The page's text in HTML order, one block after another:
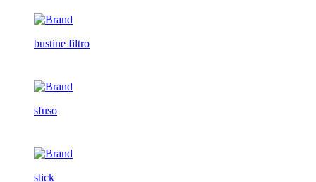
bustine filtro
sfuso
stick